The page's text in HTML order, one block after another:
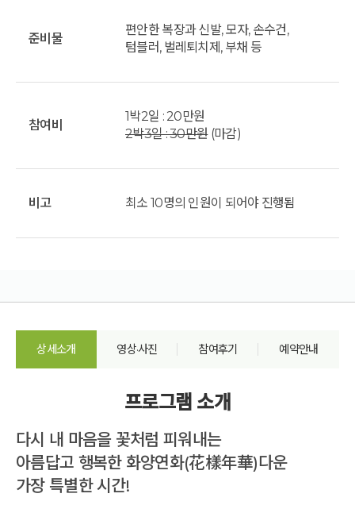
준비물
편안한 복장과 신발, 모자, 손수건,
텀블러, 벌레퇴치제, 부채 등
참여비
1박2일 : 20만원
2박3일 : 30만원(마감)
비고 최소 10명의 인원이 되어야 진행됨
상세소개 영상·사진 참여후기 예약안내
프로그램 소개
다시 내 마음을 꽃처럼 피워내는
아름답고 행복한 화양연화(花樣年華)다운
가장 특별한 시간!